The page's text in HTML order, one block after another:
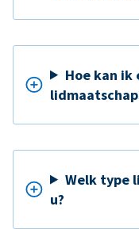
Hoe kan ik
Welk type
u?